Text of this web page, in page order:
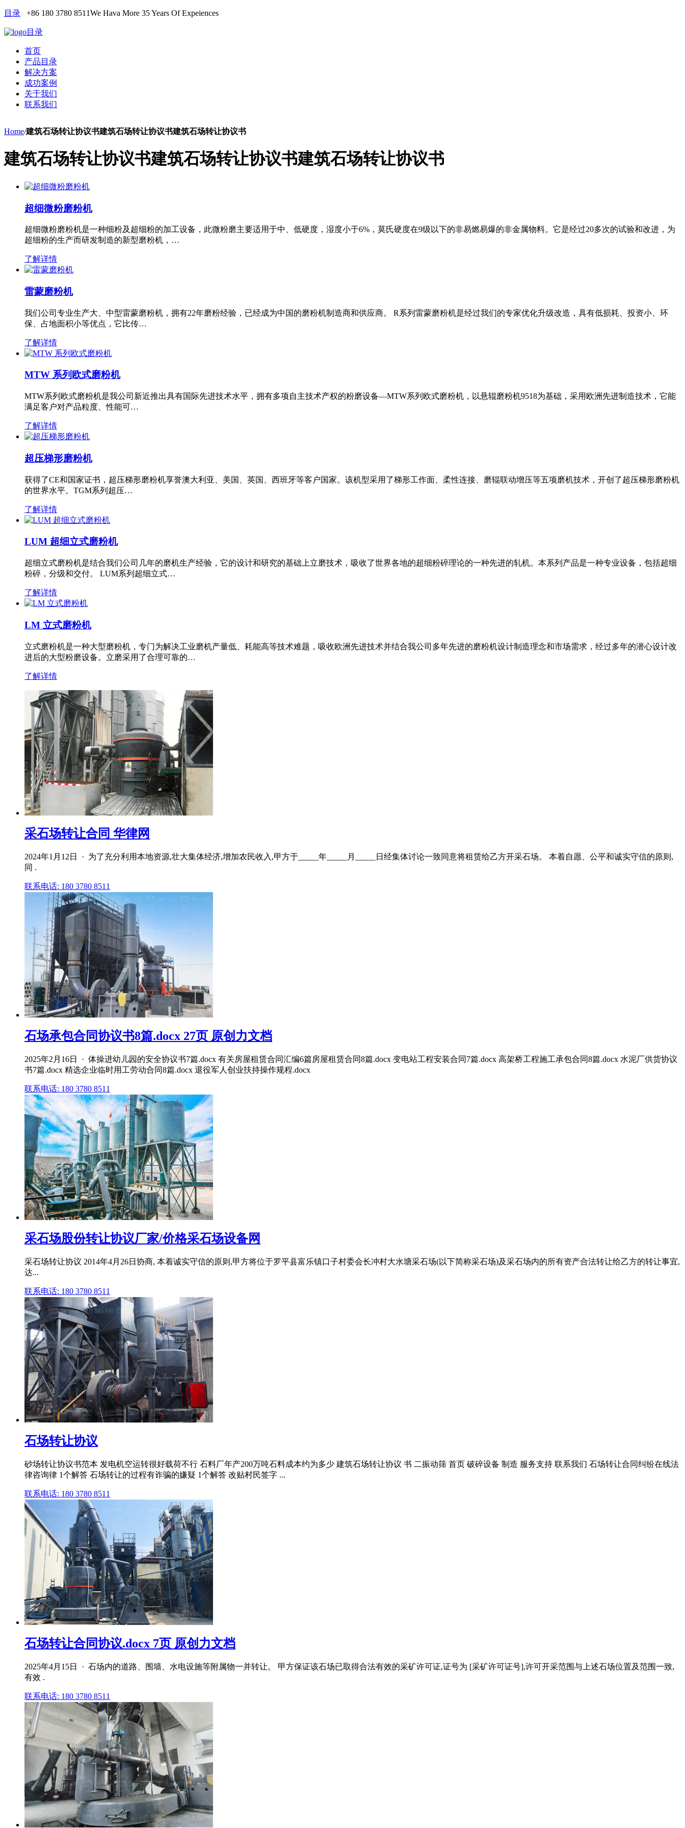
目录 +86 180 3780 8511We Hava More 35 Years Of Expeiences
目录
首页
产品目录
解决方案
成功案例
关于我们
联系我们
Home/建筑石场转让协议书建筑石场转让协议书建筑石场转让协议书
建筑石场转让协议书建筑石场转让协议书建筑石场转让协议书
超细微粉磨粉机
超细微粉磨粉机是一种细粉及超细粉的加工设备，此微粉磨主要适用于中、低硬度，湿度小于6%，莫氏硬度在9级以下的非易燃易爆的非金属物料。它是经过20多次的试验和改进，为
超细粉的生产而研发制造的新型磨粉机，…
了解详情
雷蒙磨粉机
我们公司专业生产大、中型雷蒙磨粉机，拥有22年磨粉经验，已经成为中国的磨粉机制造商和供应商。 R系列雷蒙磨粉机是经过我们的专家优化升级改造，具有低损耗、投资小、环
保、占地面积小等优点，它比传…
了解详情
MTW 系列欧式磨粉机
MTW系列欧式磨粉机是我公司新近推出具有国际先进技术水平，拥有多项自主技术产权的粉磨设备—MTW系列欧式磨粉机，以悬辊磨粉机9518为基础，采用欧洲先进制造技术，它能
满足客户对产品粒度、性能可…
了解详情
超压梯形磨粉机
获得了CE和国家证书，超压梯形磨粉机享誉澳大利亚、美国、英国、西班牙等客户国家。该机型采用了梯形工作面、柔性连接、磨辊联动增压等五项磨机技术，开创了超压梯形磨粉机
的世界水平。TGM系列超压…
了解详情
LUM 超细立式磨粉机
超细立式磨粉机是结合我们公司几年的磨机生产经验，它的设计和研究的基础上立磨技术，吸收了世界各地的超细粉碎理论的一种先进的轧机。本系列产品是一种专业设备，包括超细
粉碎，分级和交付。 LUM系列超细立式…
了解详情
LM 立式磨粉机
立式磨粉机是一种大型磨粉机，专门为解决工业磨机产量低、耗能高等技术难题，吸收欧洲先进技术并结合我公司多年先进的磨粉机设计制造理念和市场需求，经过多年的潜心设计改
进后的大型粉磨设备。立磨采用了合理可靠的…
了解详情
采石场转让合同 华律网
2024年1月12日 · 为了充分利用本地资源,壮大集体经济,增加农民收入,甲方于_____年_____月_____日经集体讨论一致同意将租赁给乙方开采石场。 本着自愿、公平和诚实守信的原则,
同 .
联系电话: 180 3780 8511
石场承包合同协议书8篇.docx 27页 原创力文档
2025年2月16日 · 体操进幼儿园的安全协议书7篇.docx 有关房屋租赁合同汇编6篇房屋租赁合同8篇.docx 变电站工程安装合同7篇.docx 高架桥工程施工承包合同8篇.docx 水泥厂供货协议
书7篇.docx 精选企业临时用工劳动合同8篇.docx 退役军人创业扶持操作规程.docx
联系电话: 180 3780 8511
采石场股份转让协议厂家/价格采石场设备网
采石场转让协议 2014年4月26日协商, 本着诚实守信的原则,甲方将位于罗平县富乐镇口子村委会长冲村大水塘采石场(以下简称采石场)及采石场内的所有资产合法转让给乙方的转让事宜,
达...
联系电话: 180 3780 8511
石场转让协议
砂场转让协议书范本 发电机空运转很好载荷不行 石料厂年产200万吨石料成本约为多少 建筑石场转让协议 书 二振动筛 首页 破碎设备 制造 服务支持 联系我们 石场转让合同纠纷在线法
律咨询律 1个解答 石场转让的过程有诈骗的嫌疑 1个解答 改贴村民签字 ...
联系电话: 180 3780 8511
石场转让合同协议.docx 7页 原创力文档
2025年4月15日 · 石场内的道路、围墙、水电设施等附属物一并转让。 甲方保证该石场已取得合法有效的采矿许可证,证号为 [采矿许可证号],许可开采范围与上述石场位置及范围一致,
有效 .
联系电话: 180 3780 8511